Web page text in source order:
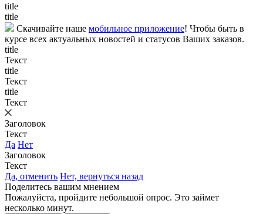
title
title
Скачивайте наше мобильное приложение! Чтобы быть в
курсе всех актуальных новостей и статусов Ваших заказов.
title
Текст
title
Текст
title
Текст
Заголовок
Текст
Да Нет
Заголовок
Текст
Да, отменить Нет, вернуться назад
Поделитесь вашим мнением
Пожалуйста, пройдите небольшой опрос. Это займет
несколько минут.